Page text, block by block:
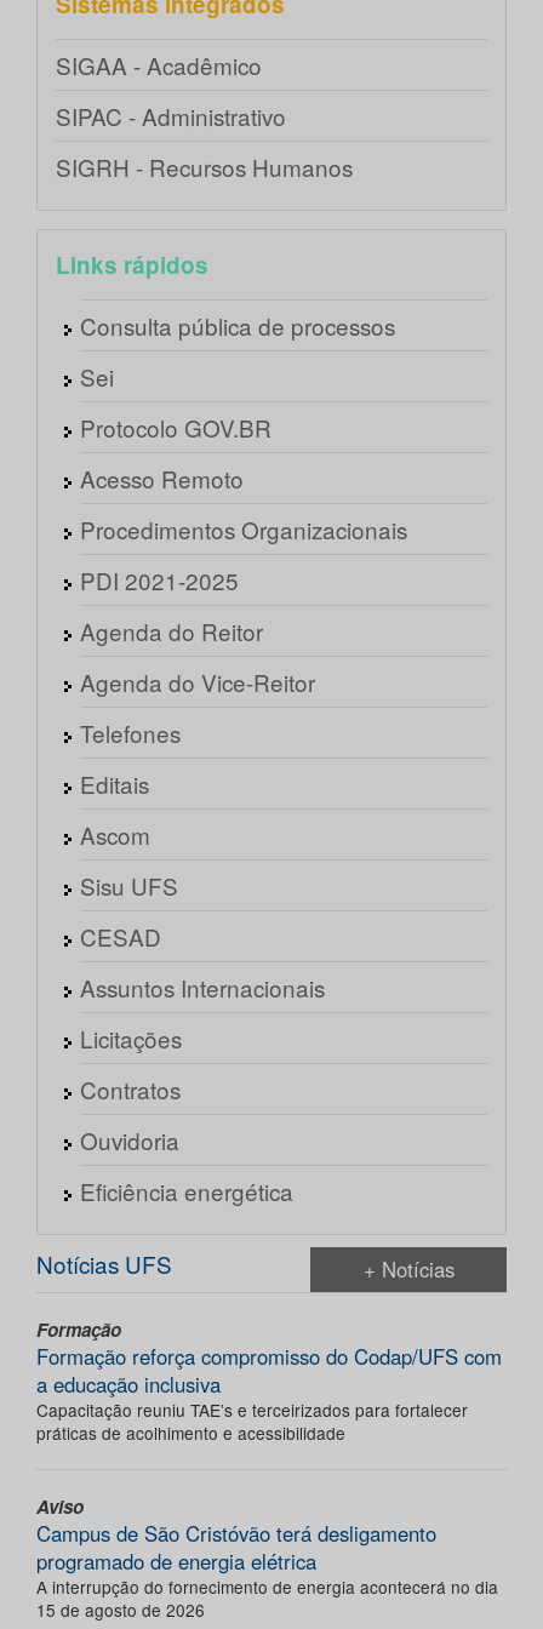
SIGAA - Acadêmico
SIPAC - Administrativo
SIGRH - Recursos Humanos
Links rápidos
Consulta pública de processos
Sei
Protocolo GOV.BR
Acesso Remoto
Procedimentos Organizacionais
PDI 2021-2025
Agenda do Reitor
Agenda do Vice-Reitor
Telefones
Editais
Ascom
Sisu UFS
CESAD
Assuntos Internacionais
Licitações
Contratos
Ouvidoria
Eficiência energética
Notícias UFS + Notícias
Formação
Formação reforça compromisso do Codap/UFS com
a educação inclusiva
Capacitação reuniu TAE’s e terceirizados para fortalecer
práticas de acolhimento e acessibilidade
Aviso
Campus de São Cristóvão terá desligamento
programado de energia elétrica
A interrupção do fornecimento de energia acontecerá no dia
15 de agosto de 2026